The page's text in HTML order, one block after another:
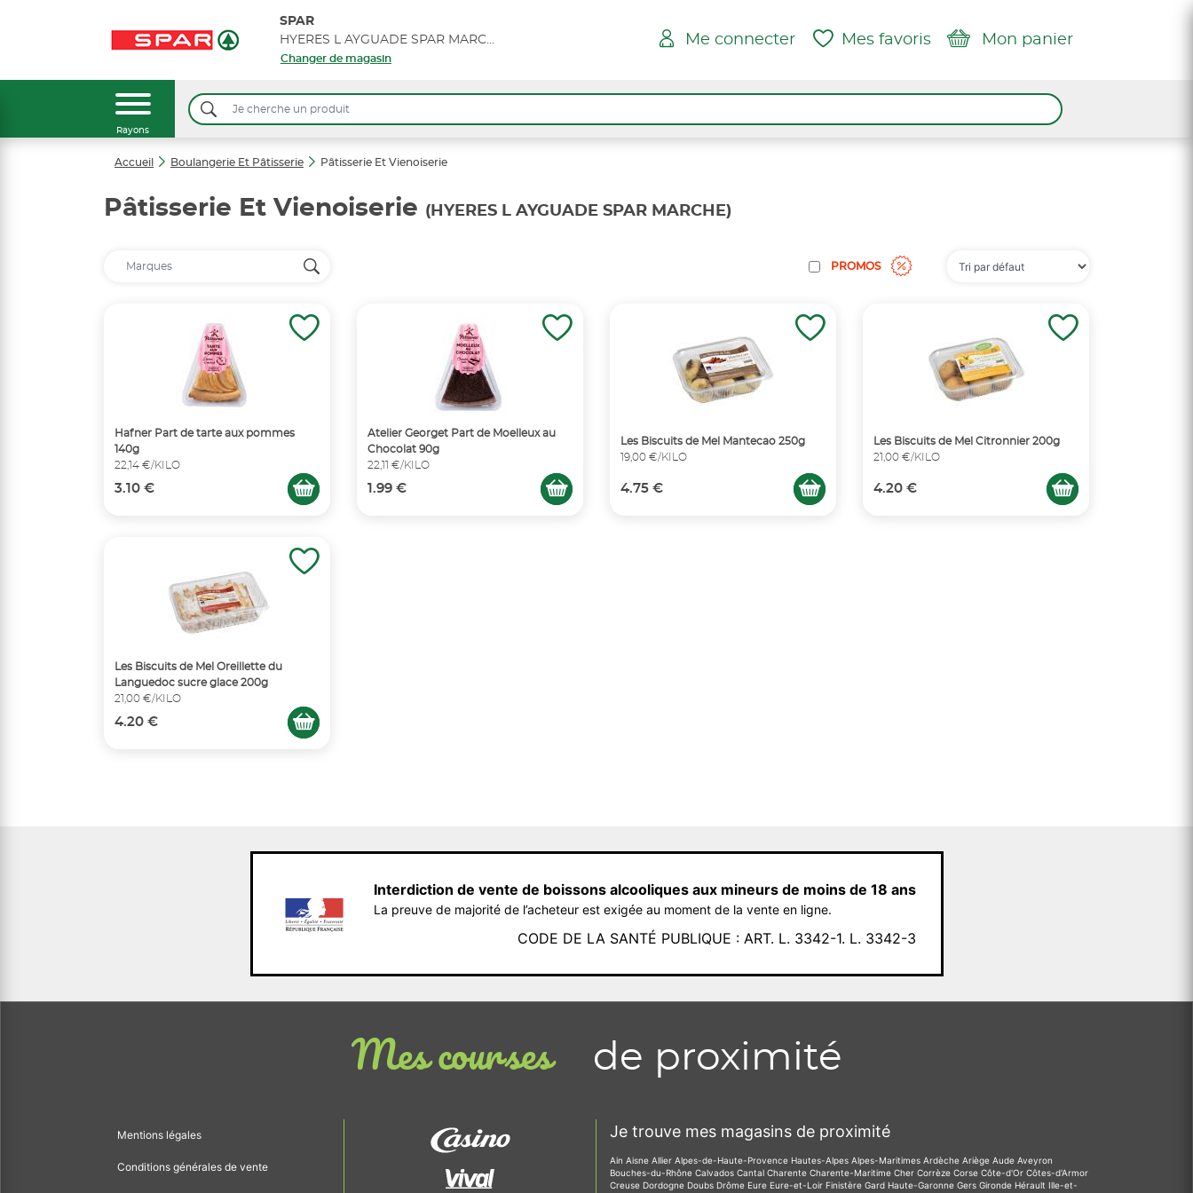
SPAR
HYERES L AYGUADE SPAR MARCHE
Changer de magasin
Me connecter Mes favoris Mon panier
Rayons
Accueil Boulangerie Et Pâtisserie Pâtisserie Et Vienoiserie
Pâtisserie Et Vienoiserie (HYERES L AYGUADE SPAR MARCHE)
PROMOS
Hafner Part de tarte aux pommes
140g
22,14 €/KILO
3.10 €
Atelier Georget Part de Moelleux au
Chocolat 90g
22,11 €/KILO
1.99 €
Les Biscuits de Mel Mantecao 250g
19,00 €/KILO
4.75 €
Les Biscuits de Mel Citronnier 200g
21,00 €/KILO
4.20 €
Les Biscuits de Mel Oreillette du
Languedoc sucre glace 200g
21,00 €/KILO
4.20 €
Interdiction de vente de boissons alcooliques aux mineurs de moins de 18 ans
La preuve de majorité de l’acheteur est exigée au moment de la vente en ligne.
CODE DE LA SANTÉ PUBLIQUE : ART. L. 3342-1. L. 3342-3
Mes courses de proximité
Mentions légales
Conditions générales de vente
Je trouve mes magasins de proximité
Ain Aisne Allier Alpes-de-Haute-Provence Hautes-Alpes Alpes-Maritimes Ardèche Ariège Aude Aveyron
Bouches-du-Rhône Calvados Cantal Charente Charente-Maritime Cher Corrèze Corse Côte-d'Or Côtes-d'Armor
Creuse Dordogne Doubs Drôme Eure Eure-et-Loir Finistère Gard Haute-Garonne Gers Gironde Hérault Ille-et-